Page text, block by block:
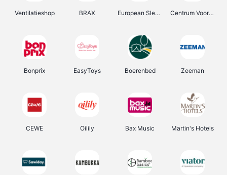
Ventilatieshop BRAX European Sleeper Centrum Voor Avondonderwijs
Bonprix EasyToys Boerenbed Zeeman
CEWE Oilily Bax Music Martin's Hotels